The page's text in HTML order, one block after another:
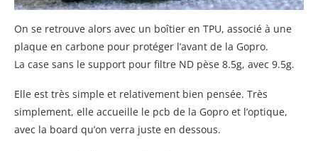
On se retrouve alors avec un boîtier en TPU, associé à une
plaque en carbone pour protéger l’avant de la Gopro.
La case sans le support pour filtre ND pèse 8.5g, avec 9.5g.
Elle est très simple et relativement bien pensée. Très
simplement, elle accueille le pcb de la Gopro et l’optique,
avec la board qu’on verra juste en dessous.